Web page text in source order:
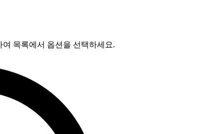
목록에서 옵션을 선택하세요.